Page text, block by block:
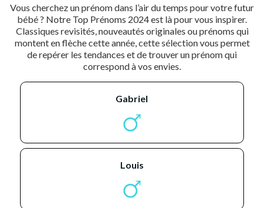
Vous cherchez un prénom dans l’air du temps pour votre futur
bébé ? Notre Top Prénoms 2024 est là pour vous inspirer.
Classiques revisités, nouveautés originales ou prénoms qui
montent en flèche cette année, cette sélection vous permet
de repérer les tendances et de trouver un prénom qui
correspond à vos envies.
gabriel
louis